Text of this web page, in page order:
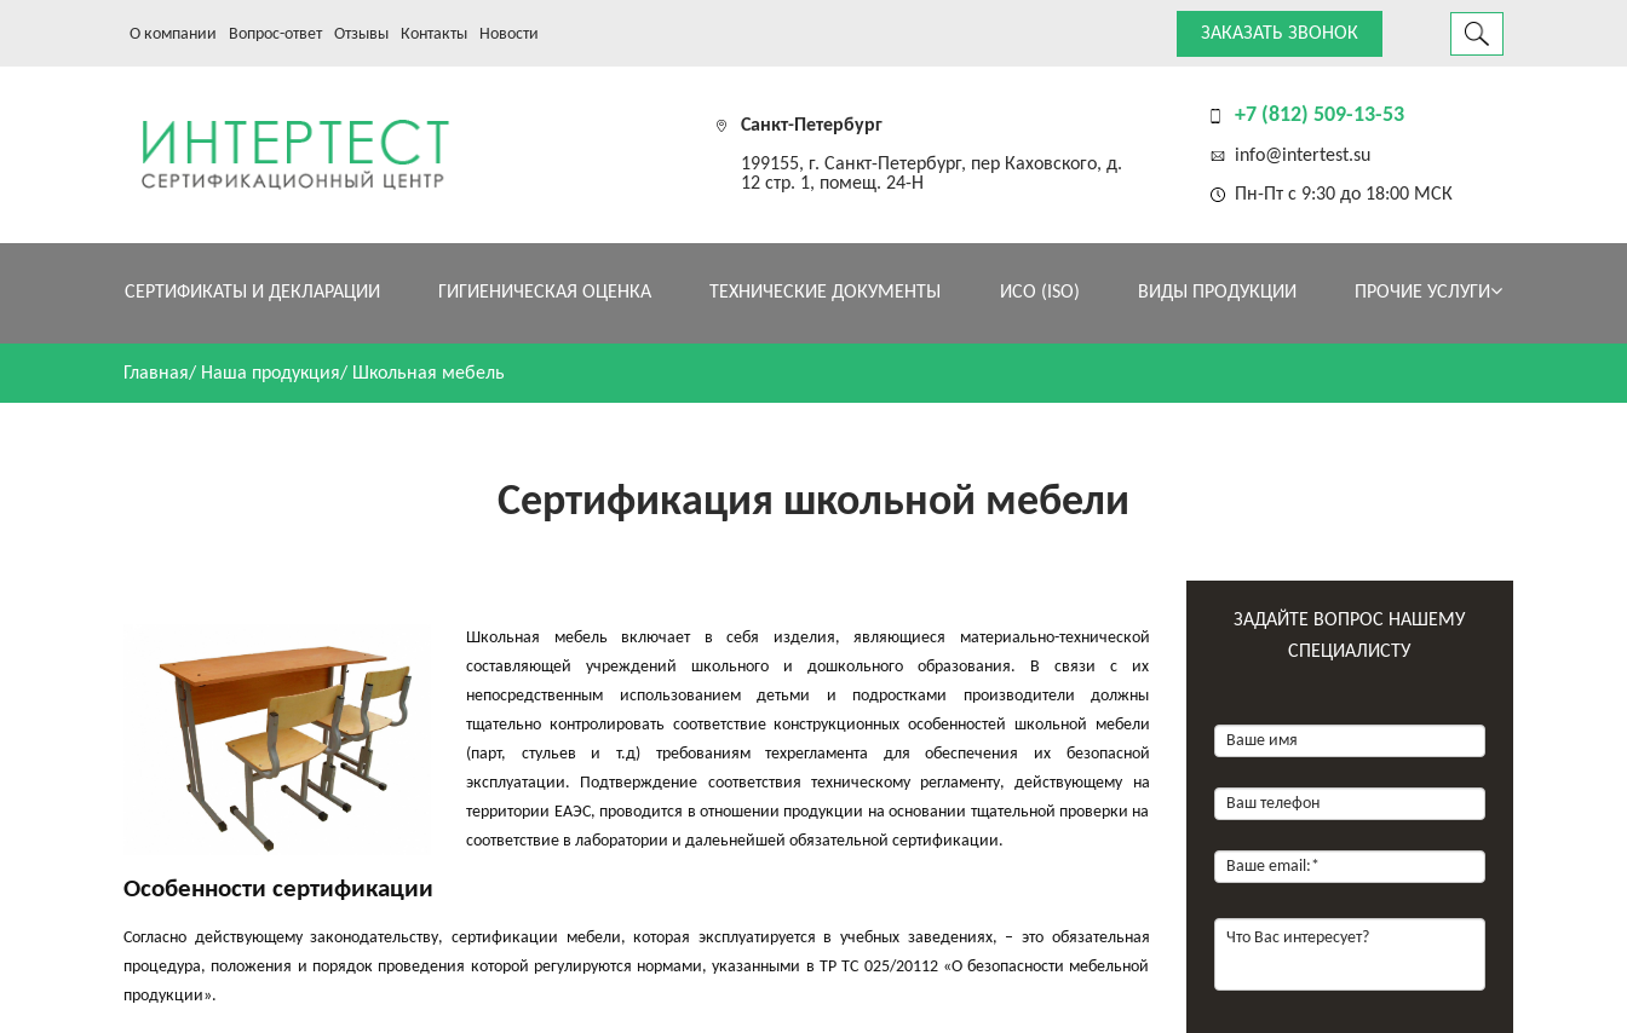
О компании Вопрос-ответ Отзывы Контакты Новости ЗАКАЗАТЬ ЗВОНОК
Санкт-Петербург
199155, г. Санкт-Петербург, пер Каховского, д.
12 стр. 1, помещ. 24-Н
+7 (812) 509-13-53
info@intertest.su
Пн-Пт с 9:30 до 18:00 МСК
СЕРТИФИКАТЫ И ДЕКЛАРАЦИИ ГИГИЕНИЧЕСКАЯ ОЦЕНКА ТЕХНИЧЕСКИЕ ДОКУМЕНТЫ ИСО (ISO) ВИДЫ ПРОДУКЦИИ ПРОЧИЕ УСЛУГИ
Главная/ Наша продукция/ Школьная мебель
Сертификация школьной мебели
Школьная мебель включает в себя изделия, являющиеся материально-технической
составляющей учреждений школьного и дошкольного образования. В связи с их
непосредственным использованием детьми и подростками производители должны
тщательно контролировать соответствие конструкционных особенностей школьной мебели
(парт, стульев и т.д) требованиям техрегламента для обеспечения их безопасной
эксплуатации. Подтверждение соответствия техническому регламенту, действующему на
территории ЕАЭС, проводится в отношении продукции на основании тщательной проверки на
соответствие в лаборатории и далеьнейшей обязательной сертификации.
Особенности сертификации
Согласно действующему законодательству, сертификации мебели, которая эксплуатируется в учебных заведениях, – это обязательная
процедура, положения и порядок проведения которой регулируются нормами, указанными в ТР ТС 025/20112 «О безопасности мебельной
продукции».
ЗАДАЙТЕ ВОПРОС НАШЕМУ
СПЕЦИАЛИСТУ